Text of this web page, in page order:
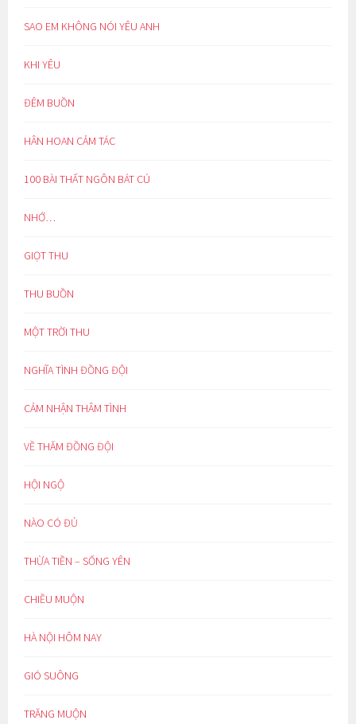
SAO EM KHÔNG NÓI YÊU ANH
KHI YÊU
ĐÊM BUỒN
HÂN HOAN CẢM TÁC
100 BÀI THẤT NGÔN BÁT CÚ
NHỚ…
GIỌT THU
THU BUỒN
MỘT TRỜI THU
NGHĨA TÌNH ĐỒNG ĐỘI
CẢM NHẬN THÂM TÌNH
VỀ THĂM ĐỒNG ĐỘI
HỘI NGỘ
NÀO CÓ ĐỦ
THỪA TIỀN – SỐNG YÊN
CHIỀU MUỘN
HÀ NỘI HÔM NAY
GIÓ SUÔNG
TRĂNG MUỘN